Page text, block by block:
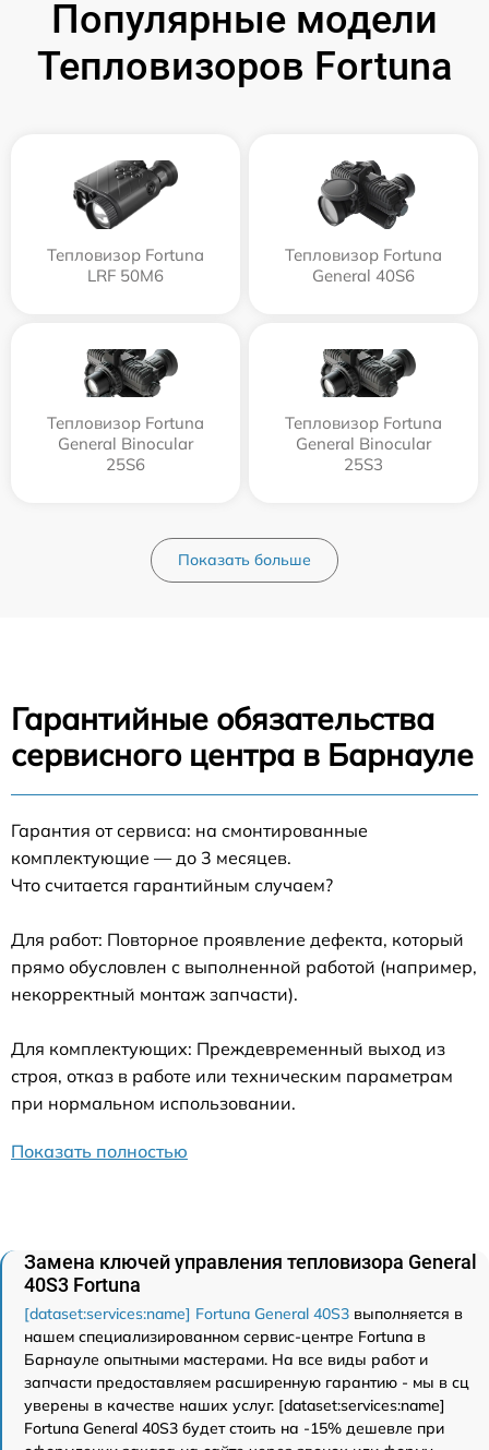
Популярные модели
Тепловизоров Fortuna
Тепловизор Fortuna
LRF 50M6
Тепловизор Fortuna
General 40S6
Тепловизор Fortuna
General Binocular
25S6
Тепловизор Fortuna
General Binocular
25S3
Показать больше
Гарантийные обязательства
сервисного центра в Барнауле
Гарантия от сервиса: на смонтированные
комплектующие — до 3 месяцев.
Что считается гарантийным случаем?
Для работ: Повторное проявление дефекта, который
прямо обусловлен с выполненной работой (например,
некорректный монтаж запчасти).
Для комплектующих: Преждевременный выход из
строя, отказ в работе или техническим параметрам
при нормальном использовании.
Показать полностью
Замена ключей управления тепловизора General
40S3 Fortuna
[dataset:services:name] Fortuna General 40S3 выполняется в
нашем специализированном сервис-центре Fortuna в
Барнауле опытными мастерами. На все виды работ и
запчасти предоставляем расширенную гарантию - мы в сц
уверены в качестве наших услуг. [dataset:services:name]
Fortuna General 40S3 будет стоить на -15% дешевле при